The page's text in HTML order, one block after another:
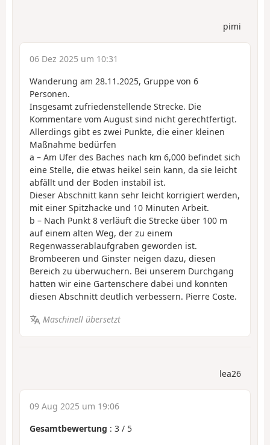
pimi
06 Dez 2025 um 10:31
Wanderung am 28.11.2025, Gruppe von 6
Personen.
Insgesamt zufriedenstellende Strecke. Die
Kommentare vom August sind nicht gerechtfertigt.
Allerdings gibt es zwei Punkte, die einer kleinen
Maßnahme bedürfen
a – Am Ufer des Baches nach km 6,000 befindet sich
eine Stelle, die etwas heikel sein kann, da sie leicht
abfällt und der Boden instabil ist.
Dieser Abschnitt kann sehr leicht korrigiert werden,
mit einer Spitzhacke und 10 Minuten Arbeit.
b – Nach Punkt 8 verläuft die Strecke über 100 m
auf einem alten Weg, der zu einem
Regenwasserablaufgraben geworden ist.
Brombeeren und Ginster neigen dazu, diesen
Bereich zu überwuchern. Bei unserem Durchgang
hatten wir eine Gartenschere dabei und konnten
diesen Abschnitt deutlich verbessern. Pierre Coste.
Maschinell übersetzt
lea26
09 Aug 2025 um 19:06
Gesamtbewertung : 3 / 5